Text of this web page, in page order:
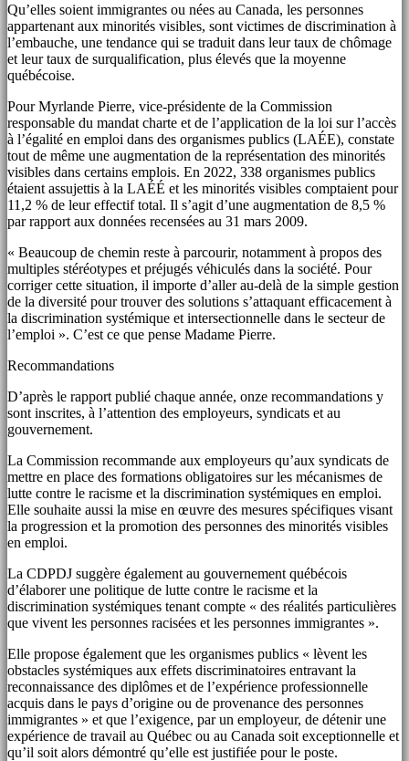
Qu’elles soient immigrantes ou nées au Canada, les personnes
appartenant aux minorités visibles, sont victimes de discrimination à
l’embauche, une tendance qui se traduit dans leur taux de chômage
et leur taux de surqualification, plus élevés que la moyenne
québécoise.
Pour Myrlande Pierre, vice-présidente de la Commission
responsable du mandat charte et de l’application de la loi sur l’accès
à l’égalité en emploi dans des organismes publics (LAÉE), constate
tout de même une augmentation de la représentation des minorités
visibles dans certains emplois. En 2022, 338 organismes publics
étaient assujettis à la LAÉÉ et les minorités visibles comptaient pour
11,2 % de leur effectif total. Il s’agit d’une augmentation de 8,5 %
par rapport aux données recensées au 31 mars 2009.
« Beaucoup de chemin reste à parcourir, notamment à propos des
multiples stéréotypes et préjugés véhiculés dans la société. Pour
corriger cette situation, il importe d’aller au-delà de la simple gestion
de la diversité pour trouver des solutions s’attaquant efficacement à
la discrimination systémique et intersectionnelle dans le secteur de
l’emploi ». C’est ce que pense Madame Pierre.
Recommandations
D’après le rapport publié chaque année, onze recommandations y
sont inscrites, à l’attention des employeurs, syndicats et au
gouvernement.
La Commission recommande aux employeurs qu’aux syndicats de
mettre en place des formations obligatoires sur les mécanismes de
lutte contre le racisme et la discrimination systémiques en emploi.
Elle souhaite aussi la mise en œuvre des mesures spécifiques visant
la progression et la promotion des personnes des minorités visibles
en emploi.
La CDPDJ suggère également au gouvernement québécois
d’élaborer une politique de lutte contre le racisme et la
discrimination systémiques tenant compte « des réalités particulières
que vivent les personnes racisées et les personnes immigrantes ».
Elle propose également que les organismes publics « lèvent les
obstacles systémiques aux effets discriminatoires entravant la
reconnaissance des diplômes et de l’expérience professionnelle
acquis dans le pays d’origine ou de provenance des personnes
immigrantes » et que l’exigence, par un employeur, de détenir une
expérience de travail au Québec ou au Canada soit exceptionnelle et
qu’il soit alors démontré qu’elle est justifiée pour le poste.